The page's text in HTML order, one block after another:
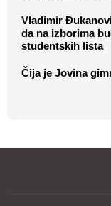
Vladimir
da na izborima
studentskih lista
Čija je Jovina